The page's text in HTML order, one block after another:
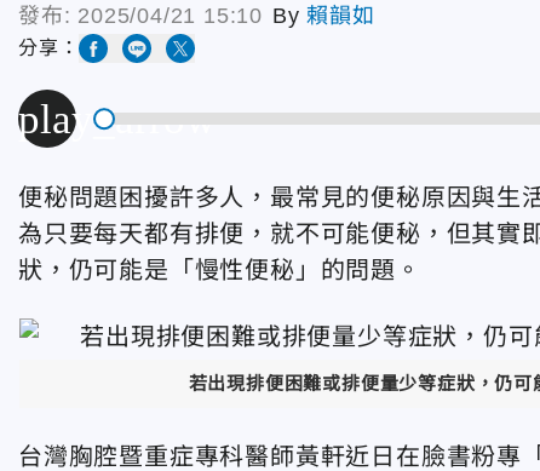
發布: 2025/04/21 15:10 By賴韻如
分享：
play_arrow
便秘問題困擾許多人，最常見的便秘原因與生
為只要每天都有排便，就不可能便秘，但其實
狀，仍可能是「慢性便秘」的問題。
若出現排便困難或排便量少等症狀，仍可
台灣胸腔暨重症專科醫師黃軒近日在臉書粉